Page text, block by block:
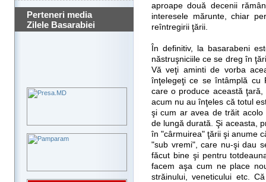
Perteneri media
Zilele Basarabiei
aproape două decenii
interesele mărunte, chiar
reîntregirii ţării.
În definitiv, la basarabeni
năstruşniciile ce se dreg în
Vă veţi aminti de vorba
înţelegeţi ce se întâmplă cu
care o produce această
acum nu au înţeles că totul
şi cum ar avea de trăit acolo
de lungă durată. Şi aceasta,
în "cârmuirea" ţării şi anume
"sub vremi", care nu-şi dau
făcut bine şi pentru
facem aşa cum ne place
străinului, veneticului etc.